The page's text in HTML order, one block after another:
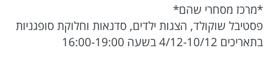
*מרכז מסחרי שהם*
פסטיבל שוקולד, הצגות ילדים, סדנאות וחלוקת סופגניות
בתאריכים 4/12-10/12 בשעה 16:00-19:00